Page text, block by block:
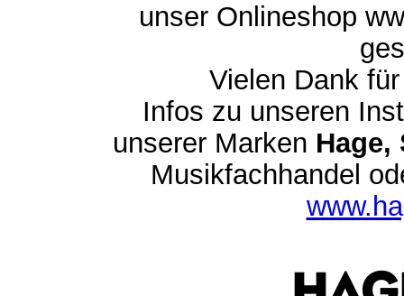
unser Onlineshop
Vielen Dank
Infos zu unseren
unserer Marken Hage,
Musikfachhandel